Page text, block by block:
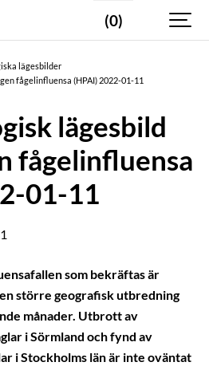
(0)
lägesbilder
fågelinfluensa (HPAI) 2022-01-11
lägesbild
fågelinfluensa
01-11
som bekräftas är
större geografisk utbredning
månader. Utbrott av
i Sörmland och fynd av
i Stockholms län är inte oväntat